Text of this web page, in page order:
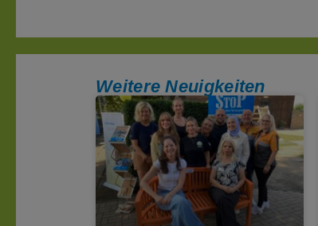
Weitere Neuigkeiten